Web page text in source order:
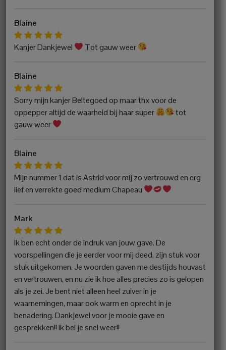
Blaine
Kanjer Dankjewel Tot gauw weer
Blaine
Sorry mijn kanjer Beltegoed op maar thx voor de
oppepper altijd de waarheid bij haar super
tot
gauw weer
Blaine
Mijn nummer 1 dat is Astrid voor mij zo vertrouwd en erg
lief en verrekte goed medium Chapeau
Mark
Ik ben echt onder de indruk van jouw gave. De
voorspellingen die je eerder voor mij deed, zijn stuk voor
stuk uitgekomen. Je woorden gaven me destijds houvast
en vertrouwen, en nu zie ik hoe alles precies zo is gelopen
als je zei. Je bent niet alleen heel zuiver in je
waarnemingen, maar ook warm en oprecht in je
benadering. Dankjewel voor je mooie gave en
gesprekken!! ik bel je snel weer!!